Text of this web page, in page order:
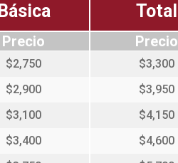
Básica
Precio
$2,750
$2,900
$3,100
$3,400
Total
Precio
$3,300
$3,950
$4,150
$4,600